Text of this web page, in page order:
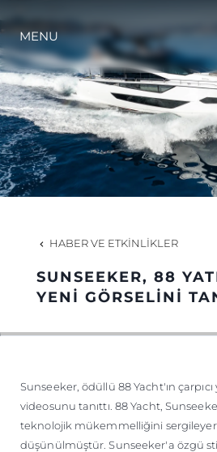
YAŞAM
MİRAS
TEKNENIZIN
MENU
HABER VE ETKINLIKLER
SUNSEEKER, 88
YENİ GÖRSELİNİ
Sunseeker, ödüllü 88 Yacht'ın
videosunu tanıttı. 88 Yacht,
teknolojik mükemmelliğini
düşünülmüştür. Sunseeker'a özgü